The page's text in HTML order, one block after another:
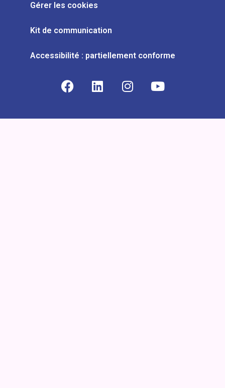
Gérer les cookies
Kit de communication
Accessibilité : partiellement conforme